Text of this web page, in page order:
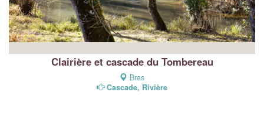
Clairière et cascade du Tombereau
Bras
Cascade, Rivière